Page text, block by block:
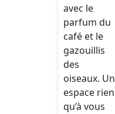
avec le
parfum du
café et le
gazouillis
des
oiseaux. Un
espace rien
qu’à vous